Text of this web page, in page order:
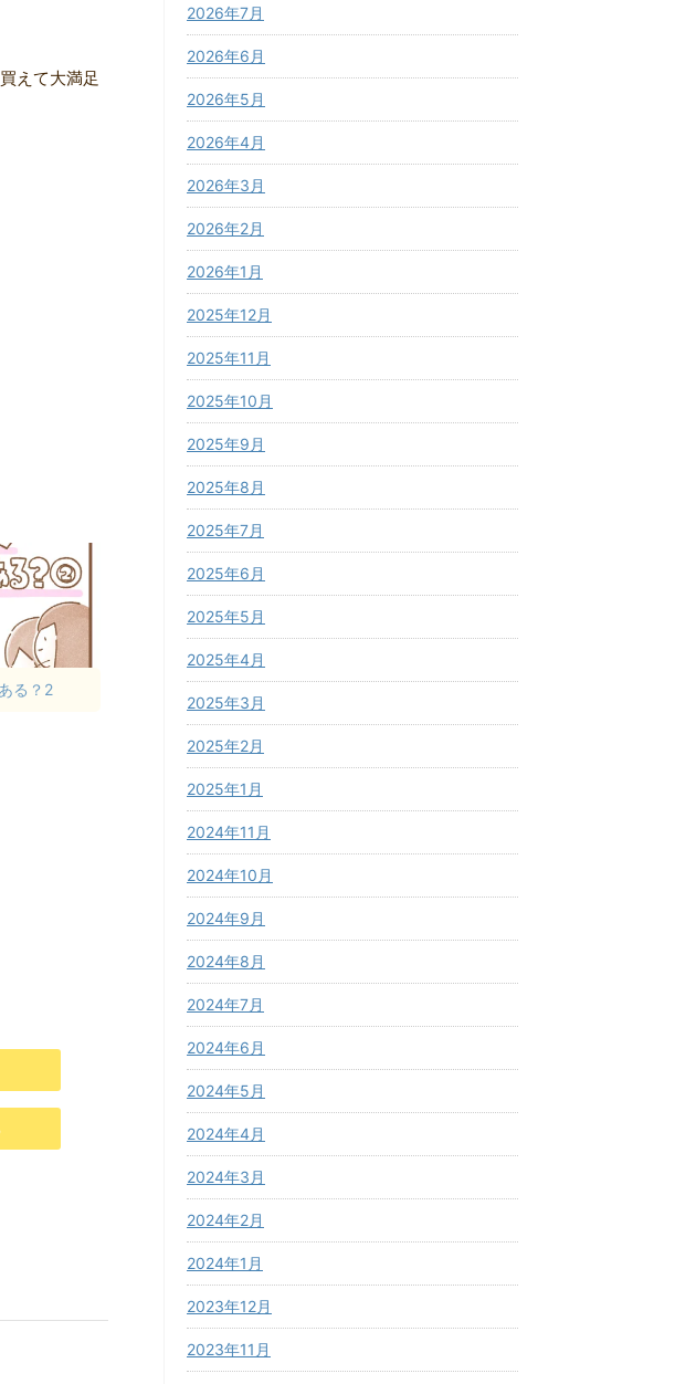
えて大満足
る？2
2026年7月
2026年6月
2026年5月
2026年4月
2026年3月
2026年2月
2026年1月
2025年12月
2025年11月
2025年10月
2025年9月
2025年8月
2025年7月
2025年6月
2025年5月
2025年4月
2025年3月
2025年2月
2025年1月
2024年11月
2024年10月
2024年9月
2024年8月
2024年7月
2024年6月
2024年5月
2024年4月
2024年3月
2024年2月
2024年1月
2023年12月
2023年11月